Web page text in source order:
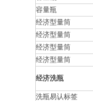
容量瓶
经济型量筒
经济型量筒
经济型量筒
经济型量筒
经济洗瓶
洗瓶易认标签